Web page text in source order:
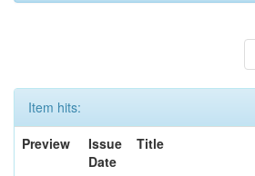
Item hits:
Preview
Issue
Date
Title